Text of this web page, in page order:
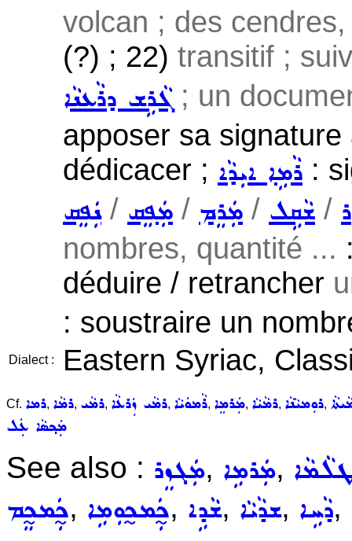
volcan ; des
(?) ; 22) transitif ;
ܓܵܪܹܫ ܕܪܵܥܢܵܐ; un
apposer sa
dédicacer ; ܪܵܡܹܐ ܐܝܼܕܵܐ :
ܢܲܦܸܩ/ ܡܲܦܸܩ / ܡܲܪܸܡ / ܫܵܩܹܠ /
nombres, quantité ...
déduire / retrancher
: soustraire un
Dialect : Eastern Syriac,
Cf. ܪܡܐ, ܪܡܵܐ, ܪܡܵܝ, ܪܡܵܝ ܙܲܪܥܵܐ, ܪܵܡܘܿܝܵܐ, ܡܲܪܡܸܐ, ܪܡܵܝܵܐ, ܪܘܼܡܝܵܢܵܐ,
ܡܲܟ݂ܣܵܐ ܥܲܠ
See also : ܡܲܓܙܸܪ, ܡܲܪܡܹܐ,
ܟ̰ܲܡܟ̰ܸܡ, ܟ̰ܲܡܟ̰ܘܼܡܹܐ, ܫܵܕܹܐ, ܫܕܵܝܵܐ, ܕܵܚܹܐ,